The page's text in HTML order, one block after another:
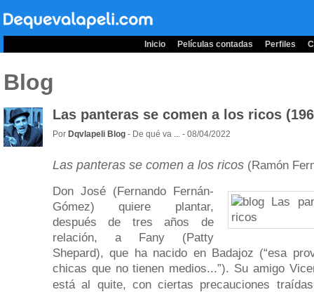
Inicio Películas contadas Perfiles
Blog
Las panteras se comen a los ricos
Por Dqvlapeli Blog - De qué va ... - 08/04/2022
Las panteras se comen a los ricos (Ramón
Don José (Fernando Fernán-
Gómez) quiere plantar,
después de tres años de
relación, a Fany (Patty
Shepard), que ha nacido en Badajoz (“esa
chicas que no tienen medios...”). Su amigo
está al quite, con ciertas precauciones